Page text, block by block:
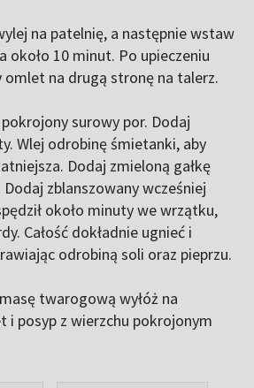
na patelnię, a następnie wstaw
około 10 minut. Po upieczeniu
omlet na drugą stronę na talerz.
surowy por. Dodaj
Wlej odrobinę śmietanki, aby
Dodaj zmieloną gałkę
zblanszowany wcześniej
około minuty we wrzątku,
Całość dokładnie ugnieć i
odrobiną soli oraz pieprzu.
twarogową wyłóż na
i posyp z wierzchu pokrojonym